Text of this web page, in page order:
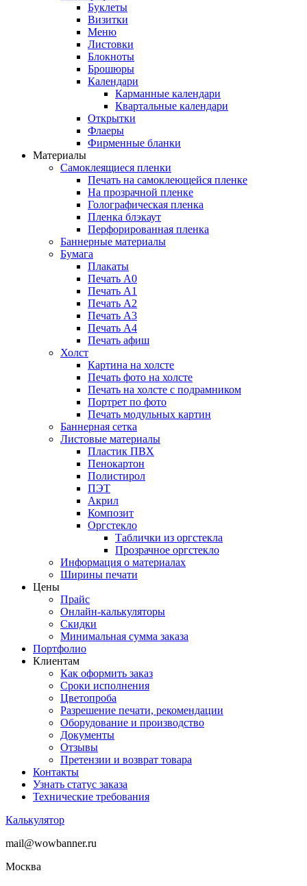
Буклеты
Визитки
Меню
Листовки
Блокноты
Брошюры
Календари
Карманные календари
Квартальные календари
Открытки
Флаеры
Фирменные бланки
Материалы
Самоклеящиеся пленки
Печать на самоклеющейся пленке
На прозрачной пленке
Голографическая пленка
Пленка блэкаут
Перфорированная пленка
Баннерные материалы
Бумага
Плакаты
Печать А0
Печать А1
Печать А2
Печать А3
Печать А4
Печать афиш
Холст
Картина на холсте
Печать фото на холсте
Печать на холсте с подрамником
Портрет по фото
Печать модульных картин
Баннерная сетка
Листовые материалы
Пластик ПВХ
Пенокартон
Полистирол
ПЭТ
Акрил
Композит
Оргстекло
Таблички из оргстекла
Прозрачное оргстекло
Информация о материалах
Ширины печати
Цены
Прайс
Онлайн-калькуляторы
Скидки
Минимальная сумма заказа
Портфолио
Клиентам
Как оформить заказ
Сроки исполнения
Цветопроба
Разрешение печати, рекомендации
Оборудование и производство
Документы
Отзывы
Претензии и возврат товара
Контакты
Узнать статус заказа
Технические требования
Калькулятор
mail@wowbanner.ru
Москва